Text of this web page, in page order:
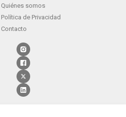
Quiénes somos
Política de Privacidad
Contacto